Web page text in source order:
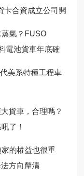
卡合資成立公司開
氣？FUSO
電池貨車年底確
美系特種工程車
貨車，合理嗎？
了！
的權益也很重
方向釐清